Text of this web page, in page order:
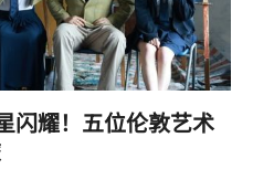
闪耀！五位伦敦艺术